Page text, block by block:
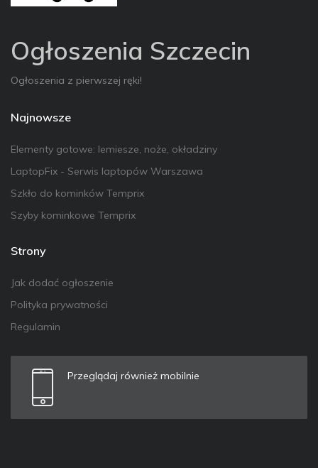
Ogłoszenia Szczecin
Ogłoszenia z pierwszej ręki!
Najnowsze
Elementy gotowe: lemiesze, noże, okładziny
LaptopFix - Serwis laptopów Warszawa
Szkło do kominków Temprix
Szyby kominkowe Temprix
Strony
Jak dodać ogłoszenie
Polityka prywatności
Regulamin
Przeglądaj również mobilnie